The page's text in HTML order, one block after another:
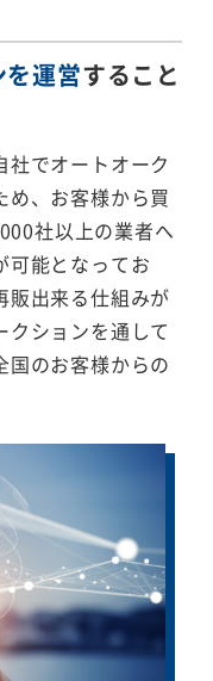
運営すること
社でオートオーク
め、お客様から買
社以上の業者へ
可能となってお
販出来る仕組みが
クションを通して
国のお客様からの